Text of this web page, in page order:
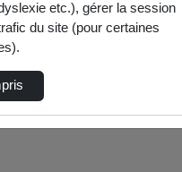
etc.), gérer la session
du site (pour certaines